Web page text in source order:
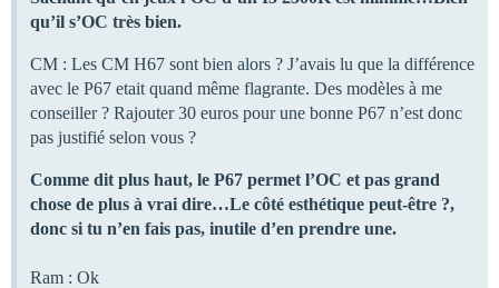
qu’il s’OC très bien.
CM : Les CM H67 sont bien alors ? J’avais lu que la différence
avec le P67 etait quand même flagrante. Des modèles à me
conseiller ? Rajouter 30 euros pour une bonne P67 n’est donc
pas justifié selon vous ?
Comme dit plus haut, le P67 permet l’OC et pas grand
chose de plus à vrai dire…Le côté esthétique peut-être ?,
donc si tu n’en fais pas, inutile d’en prendre une.
Ram : Ok